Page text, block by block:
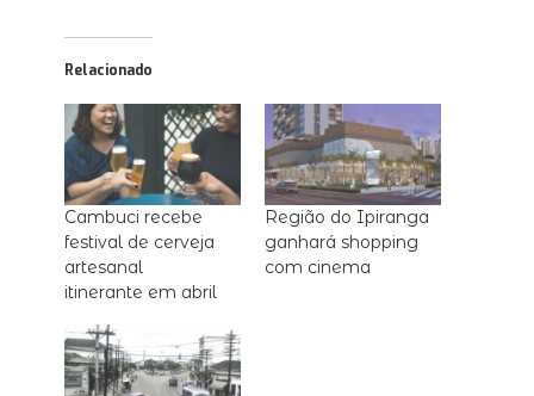
Relacionado
Cambuci recebe
festival de cerveja
artesanal
itinerante em abril
Região do Ipiranga
ganhará shopping
com cinema